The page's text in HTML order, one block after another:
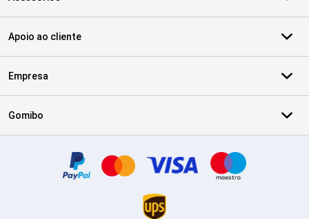
Apoio ao cliente
Empresa
Gomibo